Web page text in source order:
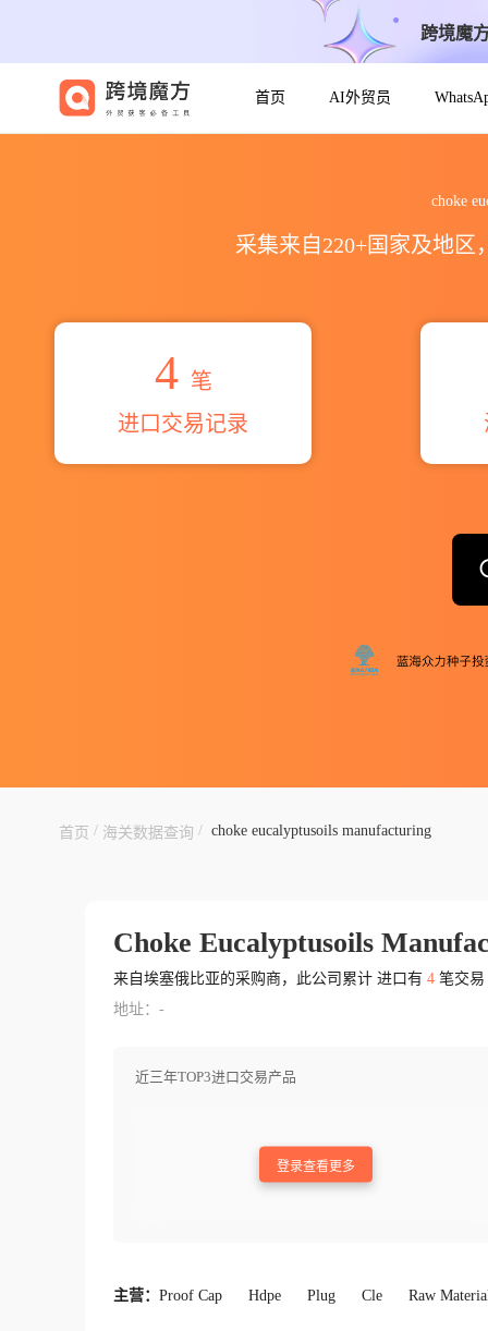
跨境魔
首页 AI外贸员
choke
采集来自220+国家及地
4 笔
进口交易记录
首页 / 海关数据查询 / choke eucalyptusoils manufacturing
Choke Eucalyptusoils
来自埃塞俄比亚的采购商，此公司累计 进口有 4笔交易
地址：-
近三年TOP3进口交易产品
登录查看更多
主营： Proof Cap Hdpe Plug Cle Raw